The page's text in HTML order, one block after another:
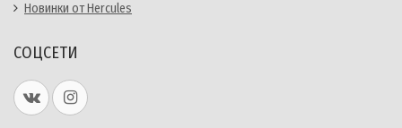
Новинки от Hercules
СОЦСЕТИ